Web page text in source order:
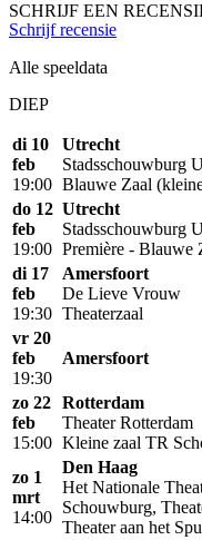
SCHRIJF EEN
Schrijf recensie
Alle speeldata
DIEP
di 10
feb
19:00
Utrecht
Stadsschouwburg
Blauwe Zaal
do 12
feb
19:00
Utrecht
Stadsschouwburg
Première - Blauwe
di 17
feb
19:30
Amersfoort
De Lieve Vrouw
Theaterzaal
vr 20
feb
19:30
Amersfoort
zo 22
feb
15:00
Rotterdam
Theater Rotterdam
Kleine zaal TR
zo 1
mrt
14:00
Den Haag
Het Nationale
Schouwburg,
Theater aan het